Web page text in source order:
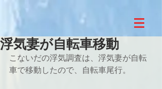
浮気妻が自転車移動
こないだの浮気調査は、浮気妻が自転
車で移動したので、自転車尾行。